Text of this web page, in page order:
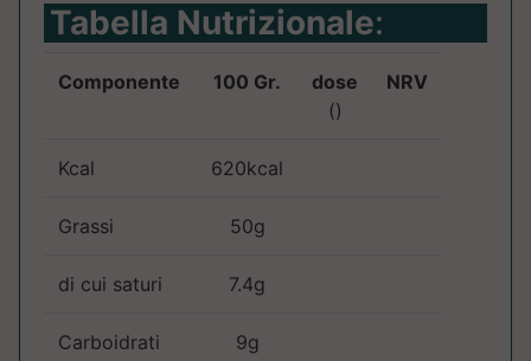
Tabella Nutrizionale:
Componente 100 Gr.
dose
()
NRV
Kcal 620kcal
Grassi 50g
di cui saturi 7.4g
Carboidrati 9g